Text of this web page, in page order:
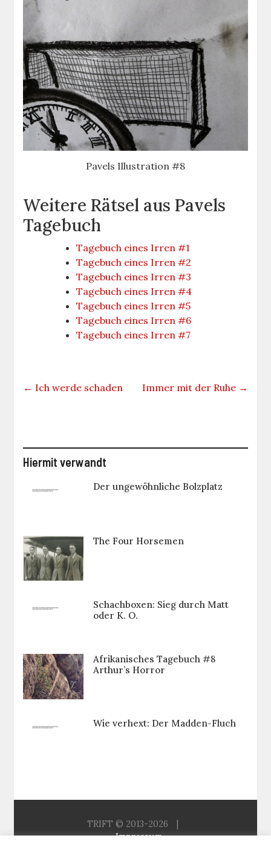
Pavels Illustration #8
Weitere Rätsel aus Pavels
Tagebuch
Tagebuch eines Irren #1
Tagebuch eines Irren #2
Tagebuch eines Irren #3
Tagebuch eines Irren #4
Tagebuch eines Irren #5
Tagebuch eines Irren #6
Tagebuch eines Irren #7
← Ich werde schaden Immer mit der Ruhe →
Hiermit verwandt
Der ungewöhnliche Bolzplatz
The Four Horsemen
Schachboxen: Sieg durch Matt
oder K. O.
Afrikanisches Tagebuch #8
Arthur’s Horror
Wie verhext: Der Madden-Fluch
TRIFT © 2013-2026
Impressum